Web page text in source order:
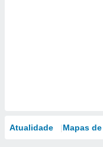
Atualidade Mapas